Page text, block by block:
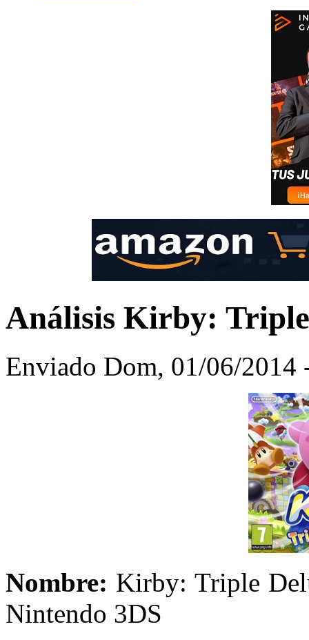
Análisis Kirby:
Enviado Dom, 01/06/2014
Nombre: Kirby:
Nintendo 3DS